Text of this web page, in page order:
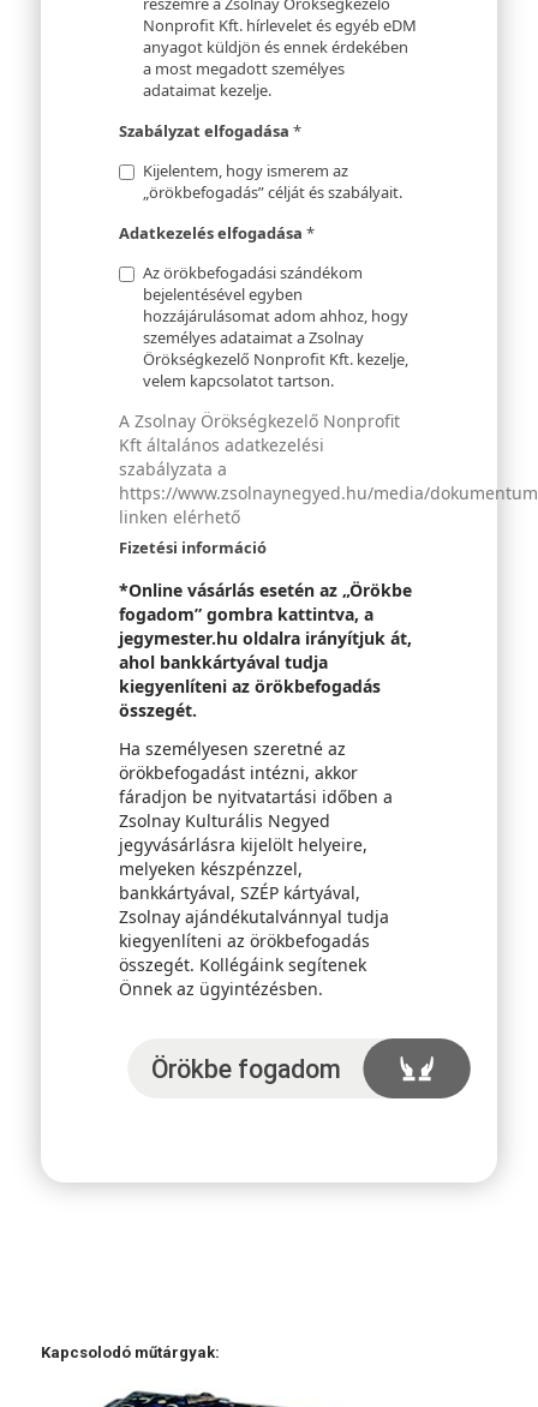
Nonprofit Kft. hírlevelet és egyéb eDM
anyagot küldjön és ennek érdekében
a most megadott személyes
adataimat kezelje.
Szabályzat elfogadása *
Kijelentem, hogy ismerem az
„örökbefogadás” célját és szabályait.
Adatkezelés elfogadása *
Az örökbefogadási szándékom
bejelentésével egyben
hozzájárulásomat adom ahhoz, hogy
személyes adataimat a Zsolnay
Örökségkezelő Nonprofit Kft. kezelje,
velem kapcsolatot tartson.
A Zsolnay Örökségkezelő Nonprofit
Kft általános adatkezelési
szabályzata a
https://www.zsolnaynegyed.hu/media/
linken elérhető
Fizetési információ
*Online vásárlás esetén az „Örökbe
fogadom” gombra kattintva, a
jegymester.hu oldalra irányítjuk át,
ahol bankkártyával tudja
kiegyenlíteni az örökbefogadás
összegét.
Ha személyesen szeretné az
örökbefogadást intézni, akkor
fáradjon be nyitvatartási időben a
Zsolnay Kulturális Negyed
jegyvásárlásra kijelölt helyeire,
melyeken készpénzzel,
bankkártyával, SZÉP kártyával,
Zsolnay ajándékutalvánnyal tudja
kiegyenlíteni az örökbefogadás
összegét. Kollégáink segítenek
Önnek az ügyintézésben.
Örökbefogadom
Kapcsolodó műtárgyak: